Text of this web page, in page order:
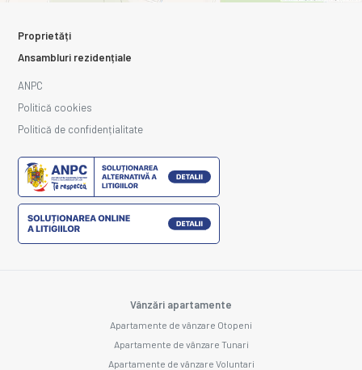
Proprietăți
Ansambluri rezidențiale
ANPC
Politică cookies
Politică de confidențialitate
Vânzări apartamente
Apartamente de vânzare Otopeni
Apartamente de vânzare Tunari
Apartamente de vânzare Voluntari